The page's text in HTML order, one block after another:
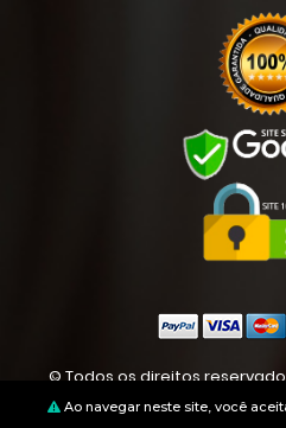
Ao navegar neste site, você
© Todos os direitos